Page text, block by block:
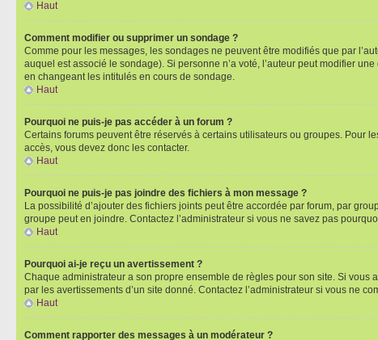
Haut
Comment modifier ou supprimer un sondage ?
Comme pour les messages, les sondages ne peuvent être modifiés que par
auquel est associé le sondage). Si personne n’a voté, l’auteur peut modifier
en changeant les intitulés en cours de sondage.
Haut
Pourquoi ne puis-je pas accéder à un forum ?
Certains forums peuvent être réservés à certains utilisateurs ou groupes. Pour
accès, vous devez donc les contacter.
Haut
Pourquoi ne puis-je pas joindre des fichiers à mon message ?
La possibilité d’ajouter des fichiers joints peut être accordée par forum, par
groupe peut en joindre. Contactez l’administrateur si vous ne savez pas
Haut
Pourquoi ai-je reçu un avertissement ?
Chaque administrateur a son propre ensemble de règles pour son site. Si vous
par les avertissements d’un site donné. Contactez l’administrateur si vous ne
Haut
Comment rapporter des messages à un modérateur ?